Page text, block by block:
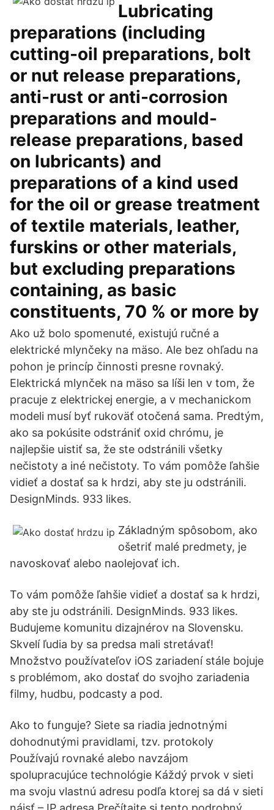
Lubricating
preparations (including
cutting-oil preparations, bolt
or nut release preparations,
anti-rust or anti-corrosion
preparations and mould-
release preparations, based
on lubricants) and
preparations of a kind used
for the oil or grease treatment
of textile materials, leather,
furskins or other materials,
but excluding preparations
containing, as basic
constituents, 70 % or more by
Ako už bolo spomenuté, existujú ručné a
elektrické mlynčeky na mäso. Ale bez ohľadu na
pohon je princíp činnosti presne rovnaký.
Elektrická mlynček na mäso sa líši len v tom, že
pracuje z elektrickej energie, a v mechanickom
modeli musí byť rukoväť otočená sama. Predtým,
ako sa pokúsite odstrániť oxid chrómu, je
najlepšie uistiť sa, že ste odstránili všetky
nečistoty a iné nečistoty. To vám pomôže ľahšie
vidieť a dostať sa k hrdzi, aby ste ju odstránili.
DesignMinds. 933 likes.
Základným spôsobom, ako
ošetriť malé predmety, je
navoskovať alebo naolejovať ich.
To vám pomôže ľahšie vidieť a dostať sa k hrdzi,
aby ste ju odstránili. DesignMinds. 933 likes.
Budujeme komunitu dizajnérov na Slovensku.
Skvelí ľudia by sa predsa mali stretávať!
Množstvo používateľov iOS zariadení stále bojuje
s problémom, ako dostať do svojho zariadenia
filmy, hudbu, podcasty a pod.
Ako to funguje? Siete sa riadia jednotnými
dohodnutými pravidlami, tzv. protokoly
Používajú rovnaké alebo navzájom
spolupracujúce technológie Káždý prvok v sieti
ma svoju vlastnú adresu podľa ktorej sa dá v sieti